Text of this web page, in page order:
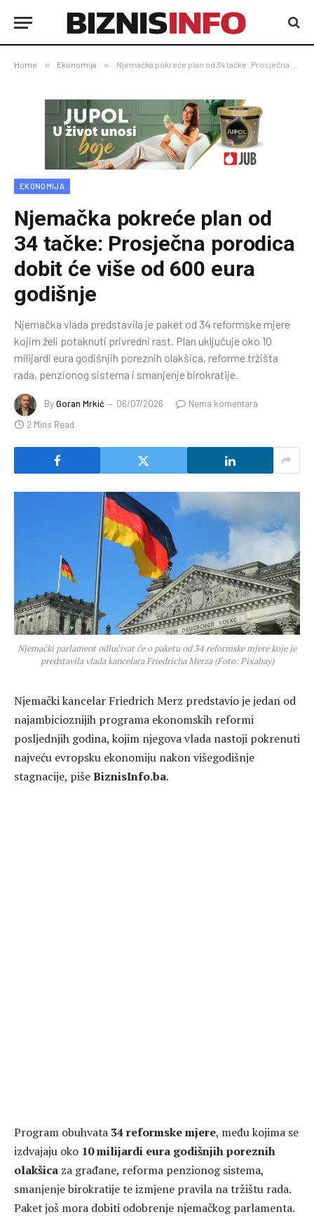
Home » Ekonomija » Njemačka pokreće plan od 34 tačke: Prosječna porodica dobit će više od 600 eura godišnje
EKONOMIJA
Njemačka pokreće plan od
34 tačke: Prosječna porodica
dobit će više od 600 eura
godišnje
Njemačka vlada predstavila je paket od 34 reformske mjere
kojim želi potaknuti privredni rast. Plan uključuje oko 10
milijardi eura godišnjih poreznih olakšica, reforme tržišta
rada, penzionog sistema i smanjenje birokratije.
ByGoran Mrkić 06/07/2026
Nema komentara
2 Mins Read
Njemački parlament odlučivat će o paketu od 34 reformske mjere koje je
predstavila vlada kancelara Friedricha Merza (Foto: Pixabay)
Njemački kancelar Friedrich Merz predstavio je jedan od
najambicioznijih programa ekonomskih reformi
posljednjih godina, kojim njegova vlada nastoji pokrenuti
najveću evropsku ekonomiju nakon višegodišnje
stagnacije, pišeBiznisInfo.ba.
Program obuhvata 34 reformske mjere, među kojima se
izdvajaju oko 10 milijardi eura godišnjih poreznih
olakšica za građane, reforma penzionog sistema,
smanjenje birokratije te izmjene pravila na tržištu rada.
Paket još mora dobiti odobrenje njemačkog parlamenta.